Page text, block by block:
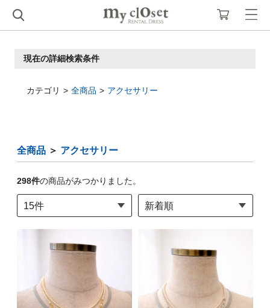
現在の詳細検索条件
カテゴリ 全商品 アクセサリー
全商品 ＞ アクセサリー
298件の商品がみつかりました。